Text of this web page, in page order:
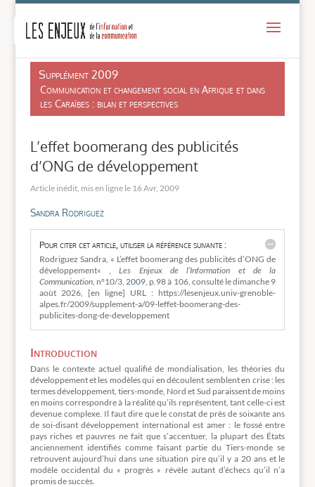
Supplément 2009
Communication et changement social en Afrique et dans
les Caraïbes : bilan et perspectives
L’effet boomerang des publicités
d’ONG de développement
16 Avr, 2009
Sandra Rodriguez
Pour citer cet article, utiliser la référence suivante :
Rodriguez Sandra, « L’effet boomerang des publicités d’ONG de
développement« ,Les Enjeux de l’Information et de la
Communication, n°10/3, 2009, p.98 à 106, consulté ledimanche 9
aoùt 2026, [en ligne] URL : https://lesenjeux.univ-grenoble-
alpes.fr/2009/supplement-a/09-leffet-boomerang-des-
publicites-dong-de-developpement
Introduction
Dans le contexte actuel qualifié de mondialisation, les théories du
développement et les modèles qui en découlent semblent en crise : les
termes développement, tiers-monde, Nord et Sud paraissent de moins
en moins correspondre à la réalité qu’ils représentent, tant celle-ci est
devenue complexe. Il faut dire que le constat de près de soixante ans
de soi-disant développement international est amer : le fossé entre
pays riches et pauvres ne fait que s’accentuer, la plupart des États
anciennement identifiés comme faisant partie du Tiers-monde se
retrouvent aujourd’hui dans une situation pire qu’il y a 20 ans et le
modèle occidental du « progrès » révèle autant d’échecs qu’il n’a
promis de succès.